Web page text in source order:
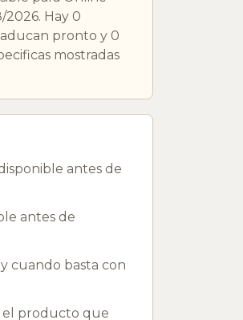
2026. Hay 0
pronto y 0
mostradas
antes de
antes de
cuando basta con
el producto que